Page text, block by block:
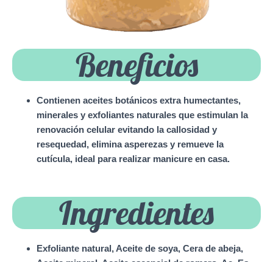
Beneficios
Contienen aceites botánicos extra humectantes,
minerales y exfoliantes naturales que estimulan la
renovación celular evitando la callosidad y
resequedad, elimina asperezas y remueve la
cutícula, ideal para realizar manicure en casa.
Ingredientes
Exfoliante natural, Aceite de soya, Cera de abeja,